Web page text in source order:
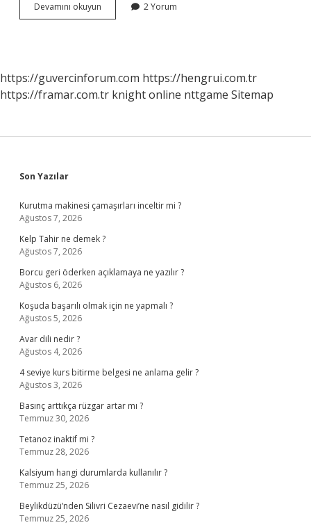
Devamını okuyun
Nasıl
2 Yorum
https://guvercinforum.com https://hengrui.com.tr
https://framar.com.tr knight online nttgame Sitemap
Sidebar
Son Yazılar
Kurutma makinesi çamaşırları inceltir mi ?
Ağustos 7, 2026
Kelp Tahir ne demek ?
Ağustos 7, 2026
Borcu geri öderken açıklamaya ne yazılır ?
Ağustos 6, 2026
Koşuda başarılı olmak için ne yapmalı ?
Ağustos 5, 2026
Avar dili nedir ?
Ağustos 4, 2026
4 seviye kurs bitirme belgesi ne anlama gelir ?
Ağustos 3, 2026
Basınç arttıkça rüzgar artar mı ?
Temmuz 30, 2026
Tetanoz inaktif mi ?
Temmuz 28, 2026
Kalsiyum hangi durumlarda kullanılır ?
Temmuz 25, 2026
Beylikdüzü’nden Silivri Cezaevi’ne nasıl gidilir ?
Temmuz 25, 2026